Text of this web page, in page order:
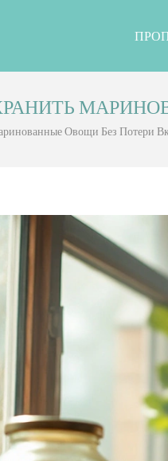
Овощи Без Потери